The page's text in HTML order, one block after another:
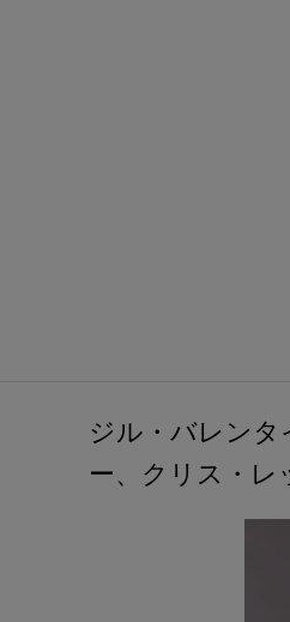
ジル・バレンタ
ー、クリス・レ